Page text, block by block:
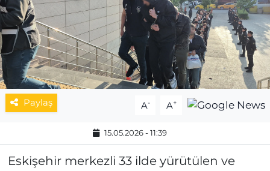
Paylaş A- A+
15.05.2026 - 11:39
Eskişehir merkezli 33 ilde yürütülen ve